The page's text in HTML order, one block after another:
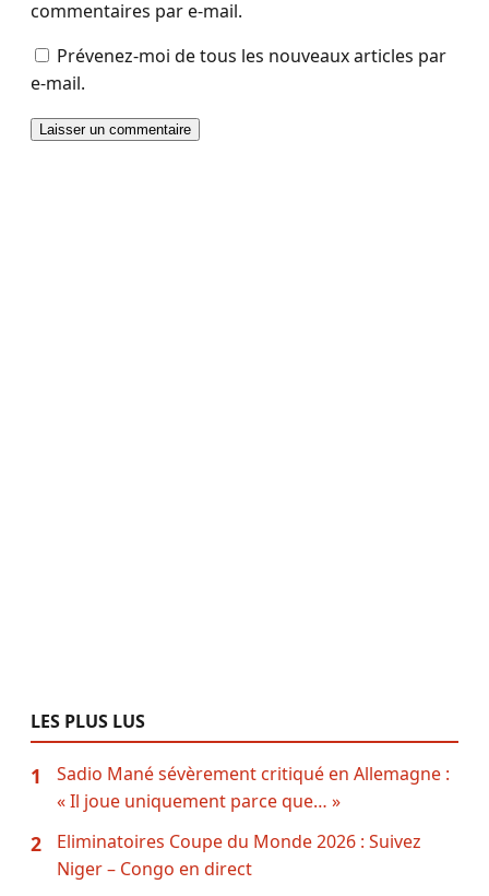
commentaires par e-mail.
Prévenez-moi de tous les nouveaux articles par
e-mail.
LES PLUS LUS
1
Sadio Mané sévèrement critiqué en Allemagne :
« Il joue uniquement parce que… »
2
Eliminatoires Coupe du Monde 2026 : Suivez
Niger – Congo en direct